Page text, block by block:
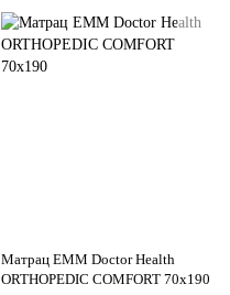
Матрац ЕММ Doctor Health
ORTHOPEDIC COMFORT 70x190